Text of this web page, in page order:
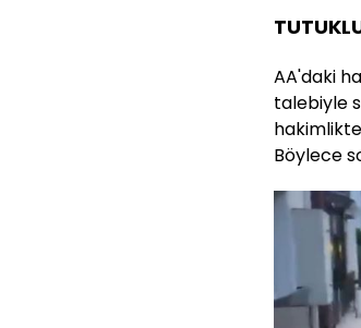
AA'daki
talebiyle
Böylece